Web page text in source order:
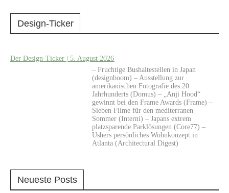
Design-Ticker
Der Design-Ticker | 5. August 2026
– Fruchtige Bushaltestellen in Japan
(designboom) – Ausstellung zur
amerikanischen Fotografie des 20.
Jahrhunderts (Domus) – „Anji Hood“
gewinnt bei den Frame Awards (Frame) –
Sieben Filme für den mediterranen
Sommer (Interni) – Japans extrem
platzsparende Parklösungen (Core77) –
Ushers persönliches Wohnkonzept in
Atlanta (Architectural Digest)
Neueste Posts